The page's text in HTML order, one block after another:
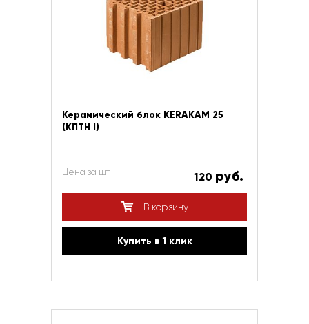
Керамический блок KERAKAM 25
(КПТН I)
Цена за шт 120 руб.
В корзину
Купить в 1 клик